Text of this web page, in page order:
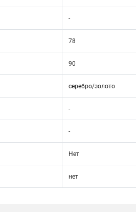
-
78
90
серебро/золото
-
-
Нет
нет